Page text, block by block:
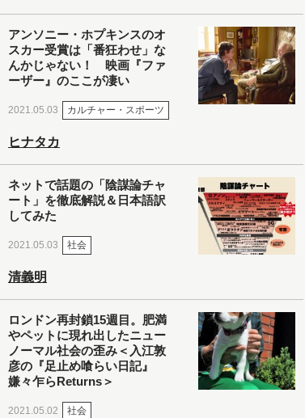
アンソニー・ホプキンスのオ
スカー受賞は「番狂わせ」な
んかじゃない！ 映画『ファ
ーザー』のここが凄い
2021.05.03 カルチャー・スポーツ
ヒナタカ
ネットで話題の「陰謀論チャ
ート」を徹底解説＆日本語訳
してみた
2021.05.03 社会
清義明
ロンドン再封鎖15週目。肥満
やペットに現れ出したニュー
ノーマル社会の歪み＜入江敦
彦の『足止め喰らい日記』
嫌々乍らReturns＞
2021.05.02 社会